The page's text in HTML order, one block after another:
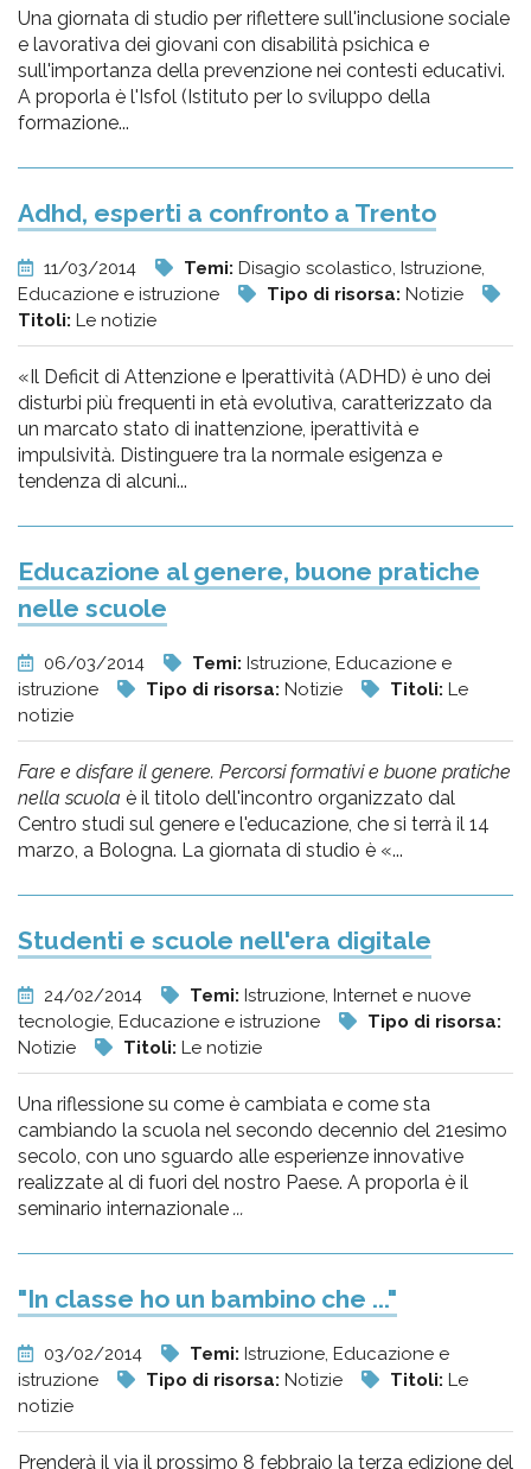
Una giornata di studio per riflettere sull'inclusione sociale
e lavorativa dei giovani con disabilità psichica e
sull'importanza della prevenzione nei contesti educativi.
A proporla è l'Isfol (Istituto per lo sviluppo della
formazione...
Adhd, esperti a confronto a Trento
11/03/2014 Temi: Disagio scolastico, Istruzione,
Educazione e istruzione
Tipo di risorsa: Notizie
Titoli: Le notizie
«Il Deficit di Attenzione e Iperattività (ADHD) è uno dei
disturbi più frequenti in età evolutiva, caratterizzato da
un marcato stato di inattenzione, iperattività e
impulsività. Distinguere tra la normale esigenza e
tendenza di alcuni...
Educazione al genere, buone pratiche
nelle scuole
06/03/2014 Temi: Istruzione, Educazione e
istruzione
Tipo di risorsa: Notizie Titoli: Le
notizie
Fare e disfare il genere. Percorsi formativi e buone pratiche
nella scuola è il titolo dell'incontro organizzato dal
Centro studi sul genere e l'educazione, che si terrà il 14
marzo, a Bologna. La giornata di studio è «...
Studenti e scuole nell'era digitale
24/02/2014 Temi: Istruzione, Internet e nuove
tecnologie, Educazione e istruzione
Tipo di risorsa:
Notizie
Titoli: Le notizie
Una riflessione su come è cambiata e come sta
cambiando la scuola nel secondo decennio del 21esimo
secolo, con uno sguardo alle esperienze innovative
realizzate al di fuori del nostro Paese. A proporla è il
seminario internazionale ...
"In classe ho un bambino che ..."
03/02/2014 Temi: Istruzione, Educazione e
istruzione
Tipo di risorsa: Notizie Titoli: Le
notizie
Prenderà il via il prossimo 8 febbraio la terza edizione del